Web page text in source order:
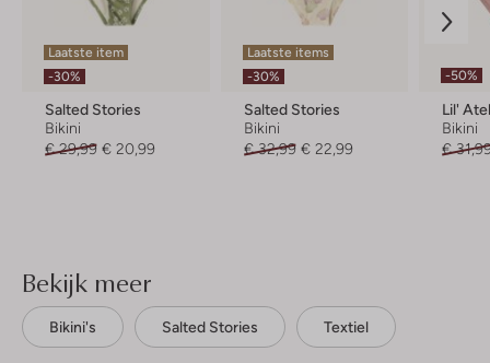
Laatste item
-30%
Salted Stories
Bikini
€ 29,99 € 20,99
Laatste items
-30%
Salted Stories
Bikini
€ 32,99 € 22,99
-50%
Lil'
Bikini
€
Bekijk meer
Bikini's Salted Stories Textiel